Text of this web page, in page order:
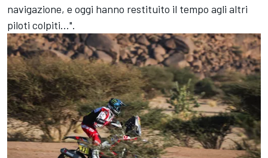
navigazione, e oggi hanno restituito il tempo agli altri
piloti colpiti...".